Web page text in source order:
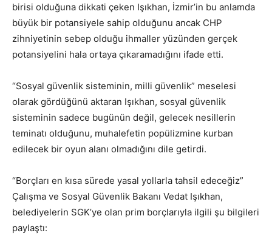
birisi olduğuna dikkati çeken Işıkhan, İzmir’in bu anlamda
büyük bir potansiyele sahip olduğunu ancak CHP
zihniyetinin sebep olduğu ihmaller yüzünden gerçek
potansiyelini hala ortaya çıkaramadığını ifade etti.
“Sosyal güvenlik sisteminin, milli güvenlik” meselesi
olarak gördüğünü aktaran Işıkhan, sosyal güvenlik
sisteminin sadece bugünün değil, gelecek nesillerin
teminatı olduğunu, muhalefetin popülizmine kurban
edilecek bir oyun alanı olmadığını dile getirdi.
“Borçları en kısa sürede yasal yollarla tahsil edeceğiz”
Çalışma ve Sosyal Güvenlik Bakanı Vedat Işıkhan,
belediyelerin SGK’ye olan prim borçlarıyla ilgili şu bilgileri
paylaştı: